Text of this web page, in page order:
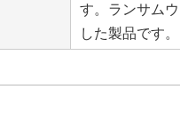
す。ランサム
した製品です。